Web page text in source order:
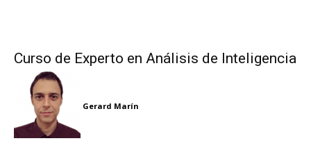
Curso de Experto en Análisis de Inteligencia
Gerard Marín